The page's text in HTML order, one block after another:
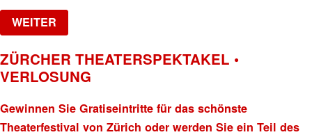
WEITER
ZÜRCHER THEATERSPEKTAKEL •
VERLOSUNG
Gewinnen Sie Gratiseintritte für das schönste
Theaterfestival von Zürich oder werden Sie ein Teil des